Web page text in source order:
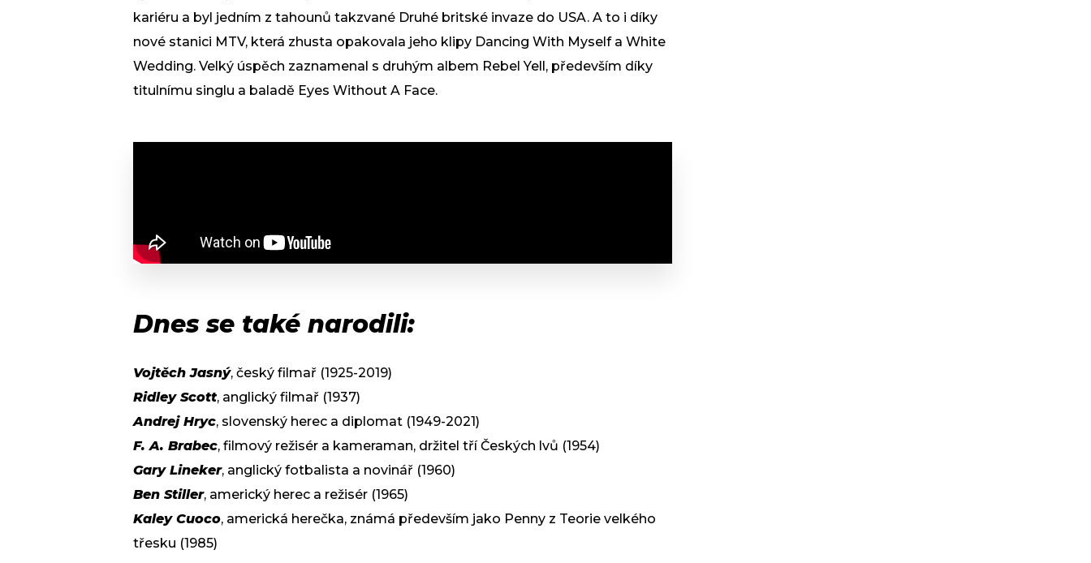
kariéru a byl jedním z tahounů takzvané Druhé britské invaze do USA. A to i díky
nové stanici MTV, která zhusta opakovala jeho klipy Dancing With Myself a White
Wedding. Velký úspěch zaznamenal s druhým albem Rebel Yell, především díky
titulnímu singlu a baladě Eyes Without A Face.
Dnes se také narodili:
Vojtěch Jasný, český filmař (1925-2019)
Ridley Scott, anglický filmař (1937)
Andrej Hryc, slovenský herec a diplomat (1949-2021)
F. A. Brabec, filmový režisér a kameraman, držitel tří Českých lvů (1954)
Gary Lineker, anglický fotbalista a novinář (1960)
Ben Stiller, americký herec a režisér (1965)
Kaley Cuoco, americká herečka, známá především jako Penny z Teorie velkého
třesku (1985)